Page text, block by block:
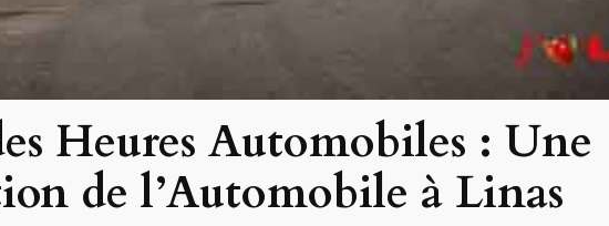
Heures Automobiles : Une
de l’Automobile à Linas